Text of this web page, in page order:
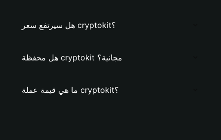
هل سيرتفع سعر cryptokit؟
هل محفظة cryptokit مجانية؟
ما هي قيمة عملة cryptokit؟